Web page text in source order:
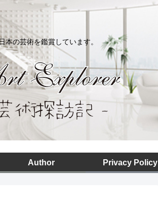
本の芸術を鑑賞しています。
Author Privacy Policy